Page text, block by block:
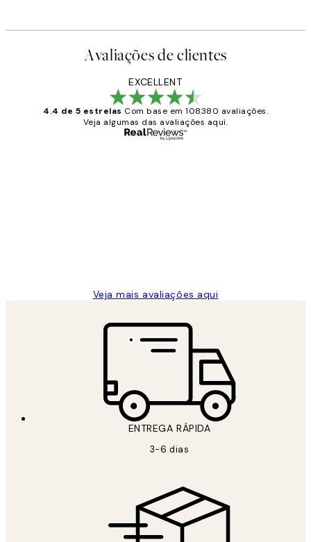
Avaliações de clientes
EXCELLENT
4.4 de 5 estrelas Com base em 108380 avaliações.
Veja algumas das avaliações aqui.
Veja mais avaliações aqui
ENTREGA RÁPIDA
3-6 dias